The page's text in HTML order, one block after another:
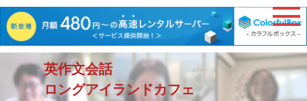
英作文会話
ロングアイランドカフェ